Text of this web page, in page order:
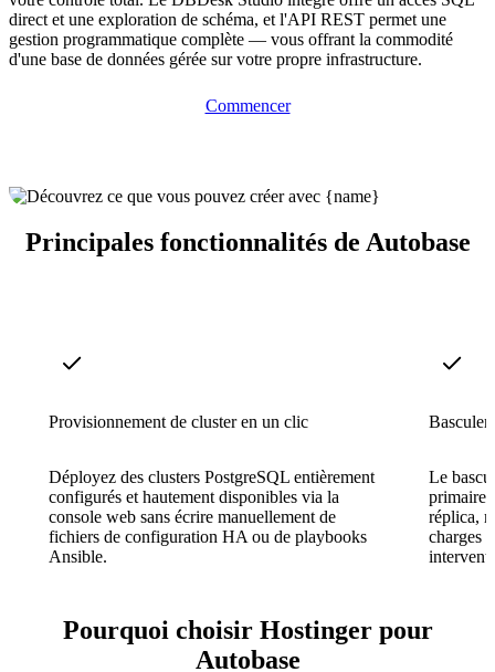
direct et une exploration de schéma, et l'API REST permet une
gestion programmatique complète — vous offrant la commodité
d'une base de données gérée sur votre propre infrastructure.
Commencer
Principales fonctionnalités de Autobase
Provisionnement de cluster en un clic
Déployez des clusters PostgreSQL entièrement
configurés et hautement disponibles via la
console web sans écrire manuellement de
fichiers de configuration HA ou de playbooks
Ansible.
Le
réplica,
charges
Pourquoi choisir Hostinger pour
Autobase